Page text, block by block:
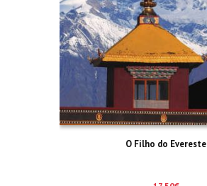
O Filho do Evereste